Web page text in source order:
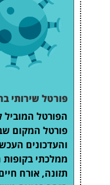
פורטל שירותי
הפורטל המוביל
פורטל המקום
והעדכונים
ממלכתי
תזונה, אורח